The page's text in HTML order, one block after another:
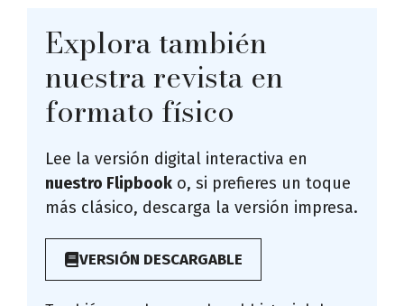
Explora también
nuestra revista en
formato físico
Lee la versión digital interactiva en
nuestro Flipbook o, si prefieres un toque
más clásico, descarga la versión impresa.
VERSIÓN DESCARGABLE